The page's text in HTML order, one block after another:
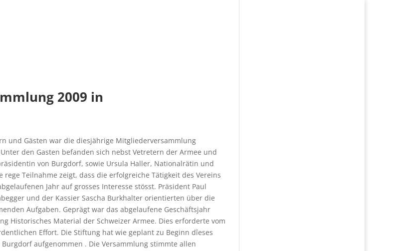
2009 in
und Gästen war die diesjährige Mitgliederversammlung
den Gasten befanden sich nebst Vetretern der Armee und
von Burgdorf, sowie Ursula Haller, Nationalrätin und
rege Teilnahme zeigt, dass die erfolgreiche Tätigkeit des Vereins
Jahr auf grosses Interesse stösst. Präsident Paul
und der Kassier Sascha Burkhalter orientierten über die
Aufgaben. Geprägt war das abgelaufene Geschäftsjahr
Historisches Material der Schweizer Armee. Dies erforderte vom
Effort. Die Stiftung hat wie geplant zu Beginn dîeses
aufgenommen . Die Versammlung stimmte allen